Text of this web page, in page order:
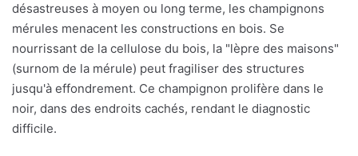
désastreuses à moyen ou long terme, les champignons
mérules menacent les constructions en bois. Se
nourrissant de la cellulose du bois, la "lèpre des maisons"
(surnom de la mérule) peut fragiliser des structures
jusqu'à effondrement. Ce champignon prolifère dans le
noir, dans des endroits cachés, rendant le diagnostic
difficile.